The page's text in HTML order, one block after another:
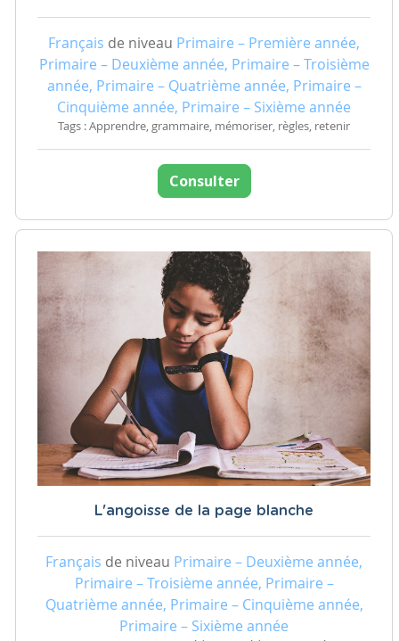
Français de niveau Primaire – Première année,
Primaire – Deuxième année, Primaire – Troisième
année, Primaire – Quatrième année, Primaire –
Cinquième année, Primaire – Sixième année
Tags : Apprendre, grammaire, mémoriser, règles, retenir
Consulter
L'angoisse de la page blanche
Français de niveau Primaire – Deuxième année,
Primaire – Troisième année, Primaire –
Quatrième année, Primaire – Cinquième année,
Primaire – Sixième année